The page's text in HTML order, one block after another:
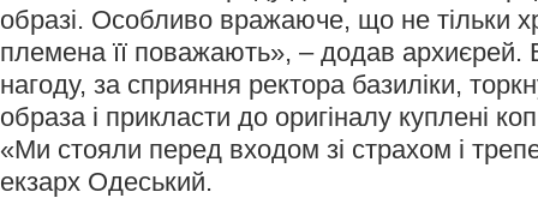
образі. Особливо вражаюче, що не тільки
племена її поважають», – додав архиєрей.
нагоду, за сприяння ректора базиліки,
образа і прикласти до оригіналу куплені
«Ми стояли перед входом зі страхом і
екзарх Одеський.